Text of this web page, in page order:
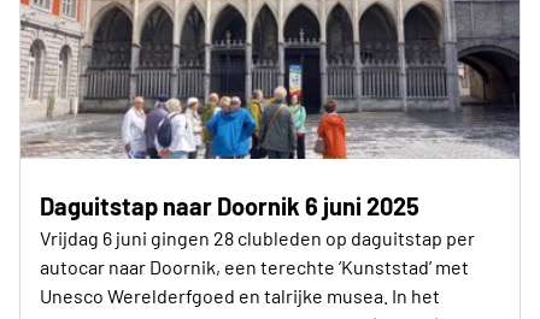
Daguitstap naar Doornik 6 juni 2025
Vrijdag 6 juni gingen 28 clubleden op daguitstap per
autocar naar Doornik, een terechte ‘Kunststad’ met
Unesco Werelderfgoed en talrijke musea. In het